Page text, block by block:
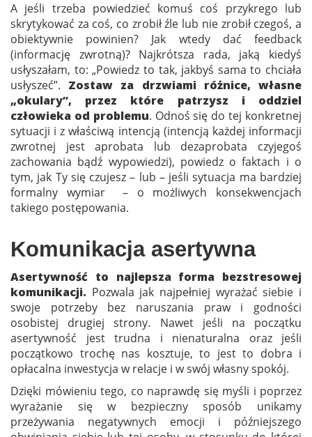
A jeśli trzeba powiedzieć komuś coś przykrego lub
skrytykować za coś, co zrobił źle lub nie zrobił czegoś, a
obiektywnie powinien? Jak wtedy dać feedback
(informację zwrotną)? Najkrótsza rada, jaką kiedyś
usłyszałam, to: „Powiedz to tak, jakbyś sama to chciała
usłyszeć”. Zostaw za drzwiami różnice, własne
„okulary”, przez które patrzysz i oddziel
człowieka od problemu. Odnoś się do tej konkretnej
sytuacji i z właściwą intencją (intencją każdej informacji
zwrotnej jest aprobata lub dezaprobata czyjegoś
zachowania bądź wypowiedzi), powiedz o faktach i o
tym, jak Ty się czujesz – lub – jeśli sytuacja ma bardziej
formalny wymiar – o możliwych konsekwencjach
takiego postępowania.
Komunikacja asertywna
Asertywność to najlepsza forma bezstresowej
komunikacji. Pozwala jak najpełniej wyrażać siebie i
swoje potrzeby bez naruszania praw i godności
osobistej drugiej strony. Nawet jeśli na początku
asertywność jest trudna i nienaturalna oraz jeśli
początkowo trochę nas kosztuje, to jest to dobra i
opłacalna inwestycja w relacje i w swój własny spokój.
Dzięki mówieniu tego, co naprawdę się myśli i poprzez
wyrażanie się w bezpieczny sposób unikamy
przeżywania negatywnych emocji i późniejszego